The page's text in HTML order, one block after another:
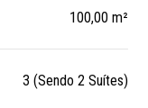
100,00 m²
3 (Sendo 2 Suítes)